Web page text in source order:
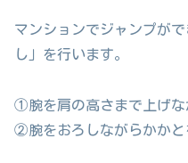
マンションでジャンプが
し」を行います。
①腕を肩の高さまで上げな
②腕をおろしながらかかと